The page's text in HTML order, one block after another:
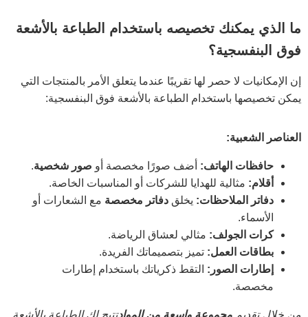
ما الذي يمكنك تخصيصه باستخدام الطباعة بالأشعة
فوق البنفسجية؟
إن الإمكانيات لا حصر لها تقريبًا عندما يتعلق الأمر بالمنتجات التي
يمكن تخصيصها باستخدام الطباعة بالأشعة فوق البنفسجية:
العناصر الشعبية:
حافظات الهاتف: أضف صورًا مخصصة أو صور شخصية.
أقلام: مثالية للهدايا للشركات أو المناسبات الخاصة.
دفاتر الملاحظات: يخلق دفاتر مخصصة مع الشعارات أو
الأسماء.
كرات الجولف: مثالي لعشاق الرياضة.
بطاقات العمل: تميز بتصميماتك الفريدة.
إطارات الصور: التقط ذكرياتك باستخدام إطارات
مخصصة.
من خلال تقديم مجموعة واسعة من الموادتتيح لك الطباعة بالأشعة